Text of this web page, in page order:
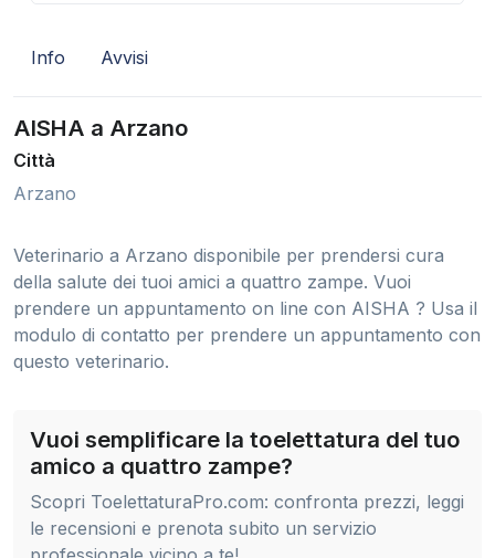
Info Avvisi
AISHA a Arzano
Città
Arzano
Veterinario a Arzano disponibile per prendersi cura
della salute dei tuoi amici a quattro zampe. Vuoi
prendere un appuntamento on line con AISHA ? Usa il
modulo di contatto per prendere un appuntamento con
questo veterinario.
Vuoi semplificare la toelettatura del tuo
amico a quattro zampe?
Scopri ToelettaturaPro.com: confronta prezzi, leggi
le recensioni e prenota subito un servizio